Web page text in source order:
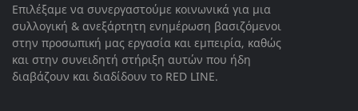
Επιλέξαμε να συνεργαστούμε κοινωνικά για μια
συλλογική & ανεξάρτητη ενημέρωση βασιζόμενοι
στην προσωπική μας εργασία και εμπειρία, καθώς
και στην συνειδητή στήριξη αυτών που ήδη
διαβάζουν και διαδίδουν το RED LINE.